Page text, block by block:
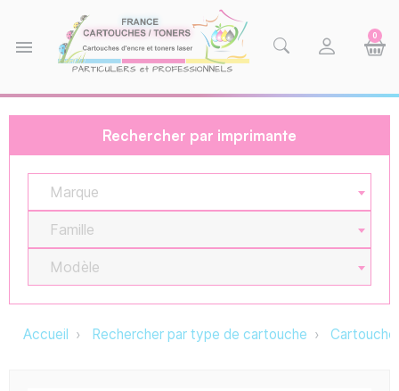
menu
0
Rechercher par imprimante
Marque
Famille
Modèle
Accueil Rechercher par type de cartouche